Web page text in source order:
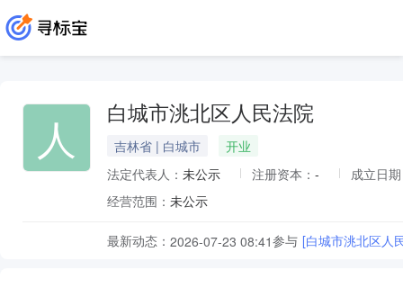
人 白城市洮北区人民法院
吉林省 | 白城市
开业
法定代表人： 未公示 注册资本： -
成立日
经营范围： 未公示
最新动态： 2026-07-23 08:41参与 [白城市洮北区人